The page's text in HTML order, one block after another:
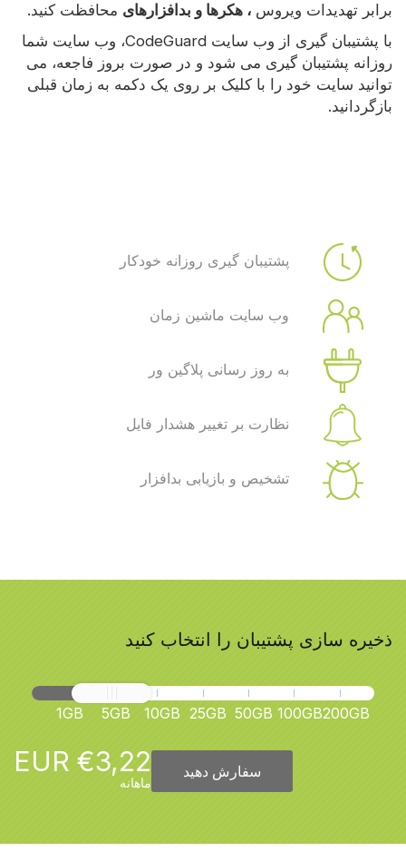
برابر تهدیدات ویروس ، هکرها و بدافزارهای محافظت کنید.
با پشتیبان گیری از وب سایت CodeGuard، وب سایت شما
روزانه پشتیبان گیری می شود و در صورت بروز فاجعه، می
توانید سایت خود را با کلیک بر روی یک دکمه به زمان قبلی
بازگردانید.
پشتیبان گیری روزانه خودکار
وب سایت ماشین زمان
به روز رسانی پلاگین ور
نظارت بر تغییر هشدار فایل
تشخیص و بازیابی بدافزار
ذخیره سازی پشتیبان را انتخاب کنید
1GB 5GB 10GB 25GB 50GB 100GB200GB
€3,22 EUR
ماهانه
سفارش دهید